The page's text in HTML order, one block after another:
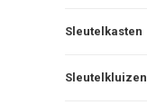
Sleutelkasten
Sleutelkluizen